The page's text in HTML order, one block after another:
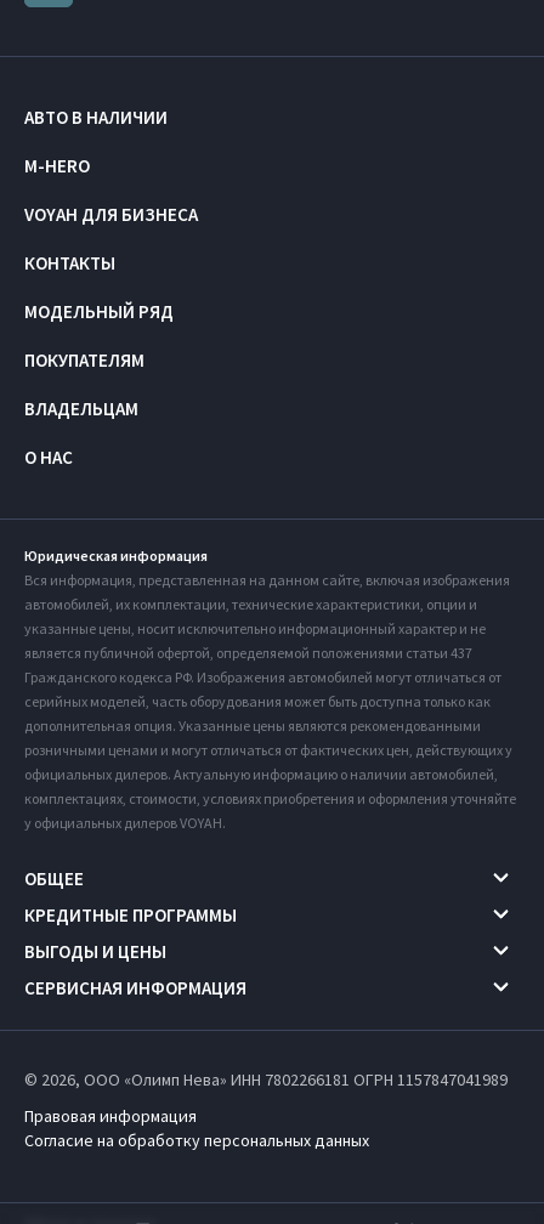
АВТО В НАЛИЧИИ
M-HERO
VOYAH ДЛЯ БИЗНЕСА
КОНТАКТЫ
МОДЕЛЬНЫЙ РЯД
ПОКУПАТЕЛЯМ
ВЛАДЕЛЬЦАМ
О НАС
Юридическая информация
Вся информация, представленная на данном сайте, включая изображения
автомобилей, их комплектации, технические характеристики, опции и
указанные цены, носит исключительно информационный характер и не
является публичной офертой, определяемой положениями статьи 437
Гражданского кодекса РФ. Изображения автомобилей могут отличаться от
серийных моделей, часть оборудования может быть доступна только как
дополнительная опция. Указанные цены являются рекомендованными
розничными ценами и могут отличаться от фактических цен, действующих у
официальных дилеров. Актуальную информацию о наличии автомобилей,
комплектациях, стоимости, условиях приобретения и оформления уточняйте
у официальных дилеров VOYAH.
ОБЩЕЕ
КРЕДИТНЫЕ ПРОГРАММЫ
ВЫГОДЫ И ЦЕНЫ
СЕРВИСНАЯ ИНФОРМАЦИЯ
© 2026, ООО «Олимп Нева» ИНН 7802266181 ОГРН 1157847041989
Правовая информация
Согласие на обработку персональных данных